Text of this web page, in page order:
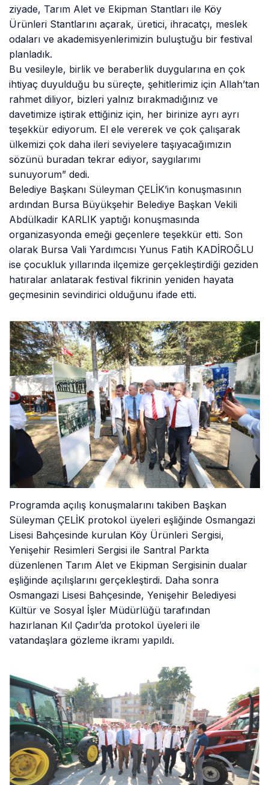
ziyade, Tarım Alet ve Ekipman Stantları ile Köy
Ürünleri Stantlarını açarak, üretici, ihracatçı, meslek
odaları ve akademisyenlerimizin buluştuğu bir festival
planladık.
Bu vesileyle, birlik ve beraberlik duygularına en çok
ihtiyaç duyulduğu bu süreçte, şehitlerimiz için Allah’tan
rahmet diliyor, bizleri yalnız bırakmadığınız ve
davetimize iştirak ettiğiniz için, her birinize ayrı ayrı
teşekkür ediyorum. El ele vererek ve çok çalışarak
ülkemizi çok daha ileri seviyelere taşıyacağımızın
sözünü buradan tekrar ediyor, saygılarımı
sunuyorum” dedi.
Belediye Başkanı Süleyman ÇELİK’in konuşmasının
ardından Bursa Büyükşehir Belediye Başkan Vekili
Abdülkadir KARLIK yaptığı konuşmasında
organizasyonda emeği geçenlere teşekkür etti. Son
olarak Bursa Vali Yardımcısı Yunus Fatih KADİROĞLU
ise çocukluk yıllarında ilçemize gerçekleştirdiği geziden
hatıralar anlatarak festival fikrinin yeniden hayata
geçmesinin sevindirici olduğunu ifade etti.
Programda açılış konuşmalarını takiben Başkan
Süleyman ÇELİK protokol üyeleri eşliğinde Osmangazi
Lisesi Bahçesinde kurulan Köy Ürünleri Sergisi,
Yenişehir Resimleri Sergisi ile Santral Parkta
düzenlenen Tarım Alet ve Ekipman Sergisinin dualar
eşliğinde açılışlarını gerçekleştirdi. Daha sonra
Osmangazi Lisesi Bahçesinde, Yenişehir Belediyesi
Kültür ve Sosyal İşler Müdürlüğü tarafından
hazırlanan Kıl Çadır’da protokol üyeleri ile
vatandaşlara gözleme ikramı yapıldı.